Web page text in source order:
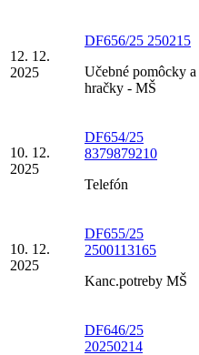
12. 12.
2025
DF656/25 250215
Učebné pomôcky a
hračky - MŠ
10. 12.
2025
DF654/25
8379879210
Telefón
10. 12.
2025
DF655/25
2500113165
Kanc.potreby MŠ
DF646/25
20250214